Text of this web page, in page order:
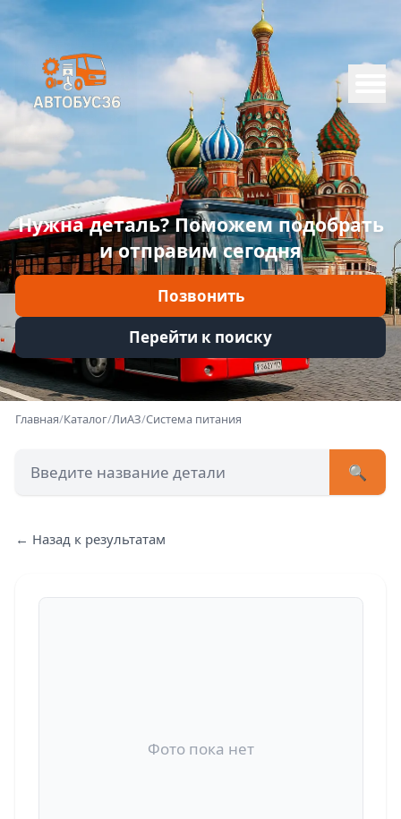
Нужна деталь? Поможем подобрать
и отправим сегодня
Позвонить
Перейти к поиску
Меню
Главная
Каталог
Марки
Информация
Главная/Каталог/ЛиАЗ/Система питания
🔍
← Назад к результатам
Фото пока нет